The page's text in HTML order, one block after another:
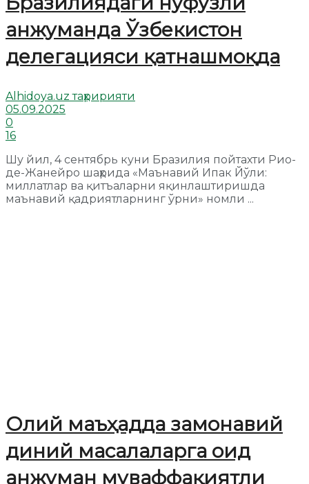
анжуманда Ўзбекистон
делегацияси қатнашмоқда
Alhidoya.uz таҳририяти
05.09.2025
0
16
Шу йил, 4 сентябрь куни Бразилия пойтахти Рио-
де-Жанейро шаҳрида «Маънавий Ипак Йўли:
миллатлар ва қитъаларни яқинлаштиришда
маънавий қадриятларнинг ўрни» номли ...
Олий маъҳадда замонавий
диний масалаларга оид
анжуман муваффақиятли